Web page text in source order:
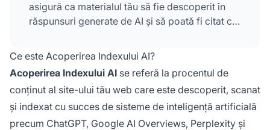
asigură ca materialul tău să fie descoperit în
răspunsuri generate de AI și să poată fi citat ca
în motoarele de căutare, acoperirea indexului
AI determină vizibilitatea pe mai multe
platforme AI și sisteme bazate pe LLM.
Ce este Acoperirea Indexului AI?
Acoperirea Indexului AI se referă la procentul de
conținut al site-ului tău web care este descoperit, scanat
și indexat cu succes de sisteme de inteligență artificială
precum ChatGPT, Google AI Overviews, Perplexity și